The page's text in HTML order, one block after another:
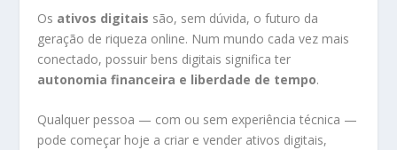
Os ativos digitais são, sem dúvida, o futuro da
geração de riqueza online. Num mundo cada vez mais
conectado, possuir bens digitais significa ter
autonomia financeira e liberdade de tempo.
Qualquer pessoa — com ou sem experiência técnica —
pode começar hoje a criar e vender ativos digitais,